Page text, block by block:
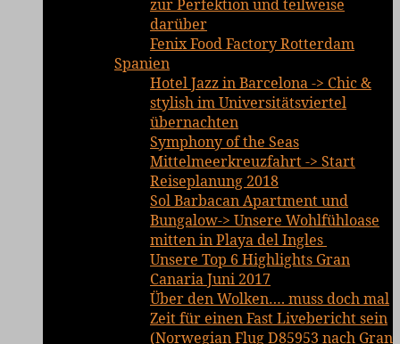
zur Perfektion und teilweise
darüber
Fenix Food Factory Rotterdam
Spanien
Hotel Jazz in Barcelona -> Chic &
stylish im Universitätsviertel
übernachten
Symphony of the Seas
Mittelmeerkreuzfahrt -> Start
Reiseplanung 2018
Sol Barbacan Apartment und
Bungalow-> Unsere Wohlfühloase
mitten in Playa del Ingles
Unsere Top 6 Highlights Gran
Canaria Juni 2017
Über den Wolken…. muss doch mal
Zeit für einen Fast Livebericht sein
(Norwegian Flug D85953 nach Gran